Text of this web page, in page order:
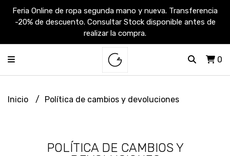
Feria Online de ropa segunda mano y nueva. Transferencia
-20% de descuento. Consultar Stock disponible antes de
realizar la compra.
0
Inicio Política de cambios y devoluciones
POLÍTICA DE CAMBIOS Y